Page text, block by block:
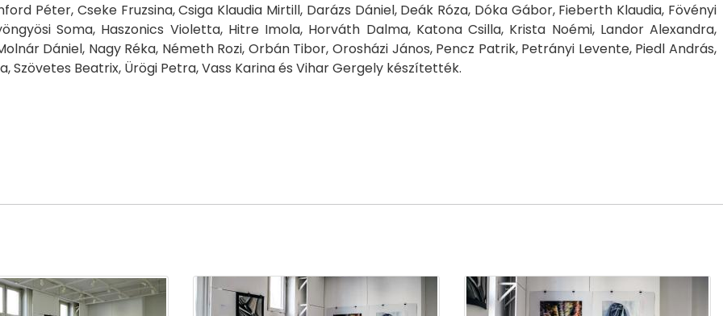
Péter, Cseke Fruzsina, Csiga Klaudia Mirtill, Darázs Dániel, Deák Róza, Dóka Gábor, Fieberth Klaudia, Fövényi
Soma, Haszonics Violetta, Hitre Imola, Horváth Dalma, Katona Csilla, Krista Noémi, Landor Alexandra,
Dániel, Nagy Réka, Németh Rozi, Orbán Tibor, Orosházi János, Pencz Patrik, Petrányi Levente, Piedl András,
Szövetes Beatrix, Ürögi Petra, Vass Karina és Vihar Gergely készítették.